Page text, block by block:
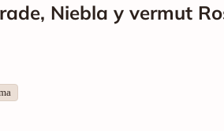
Niebla y vermut